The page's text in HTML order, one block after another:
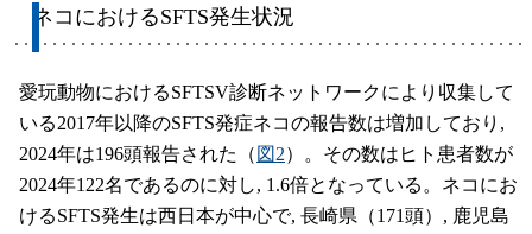
ネコにおけるSFTS発生状況
愛玩動物におけるSFTSV診断ネットワークにより収集して
いる2017年以降のSFTS発症ネコの報告数は増加しており,
2024年は196頭報告された（ 図2）。その数はヒト患者数が
2024年122名であるのに対し, 1.6倍となっている。ネコにお
けるSFTS発生は西日本が中心で, 長崎県（171頭）, 鹿児島